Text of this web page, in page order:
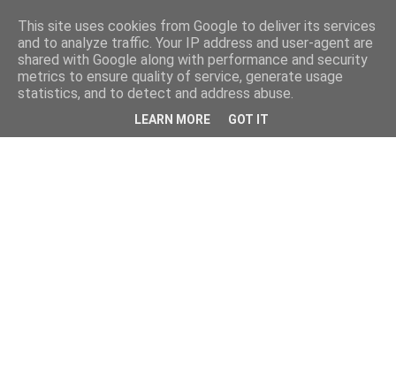
This site uses cookies from Google to deliver its services
and to analyze traffic. Your IP address and user-agent are
shared with Google along with performance and security
metrics to ensure quality of service, generate usage
statistics, and to detect and address abuse.
LEARN MORE GOT IT